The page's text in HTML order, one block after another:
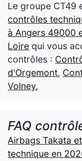
Le groupe CT49
contrôles
à Angers 49000
Loire qui vous
contrôles :
d'Orgemont,
Volney,
FAQ
Airbags Takata
technique en